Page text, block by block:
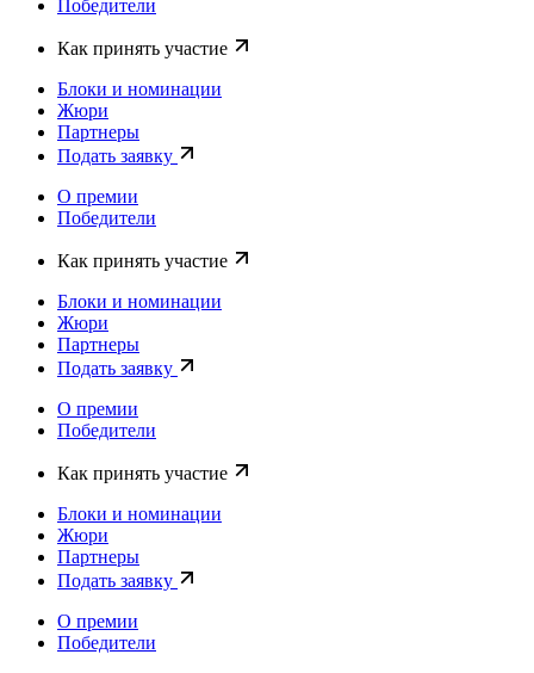
Победители
Как принять участие
Блоки и номинации
Жюри
Партнеры
Подать заявку
О премии
Победители
Как принять участие
Блоки и номинации
Жюри
Партнеры
Подать заявку
О премии
Победители
Как принять участие
Блоки и номинации
Жюри
Партнеры
Подать заявку
О премии
Победители